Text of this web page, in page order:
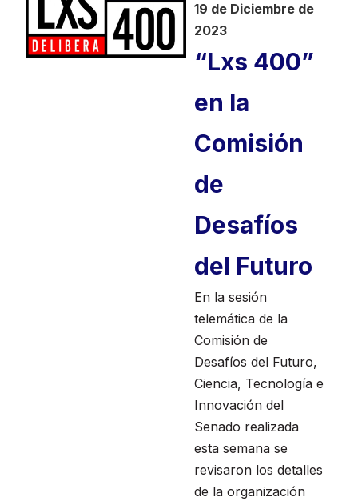
19 de Diciembre de
2023
“Lxs 400”
en la
Comisión
de
Desafíos
del Futuro
En la sesión
telemática de la
Comisión de
Desafíos del Futuro,
Ciencia, Tecnología e
Innovación del
Senado realizada
esta semana se
revisaron los detalles
de la organización